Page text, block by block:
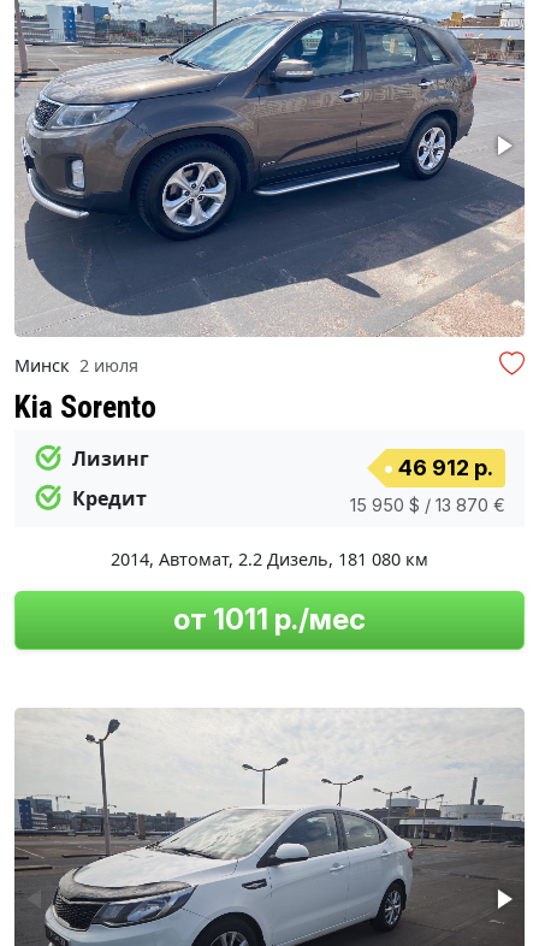
Минск 2 июля
Kia Sorento
Лизинг
Кредит
46 912 р.
15 950 $ / 13 870 €
2014, Автомат, 2.2 Дизель, 181 080 км
от 1011 р./мес